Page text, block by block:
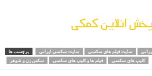
انلاین کمکی
برچسب ها سایت سکسی ایرانی سایت فیلم های سکسی
سکس زن و شوهر
فیلم ها و کلیپ های سکسی کلیپ های سکسی